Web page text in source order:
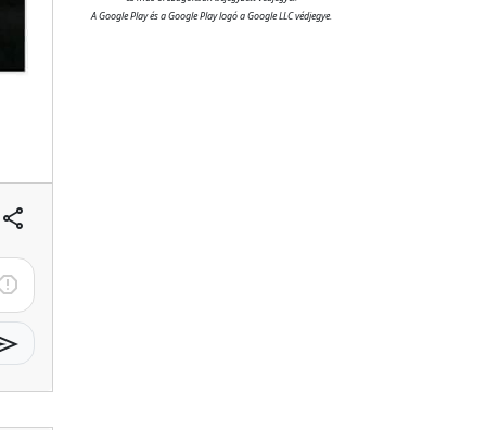
share
A Google Play és a Google Play logó a Google LLC védjegye.